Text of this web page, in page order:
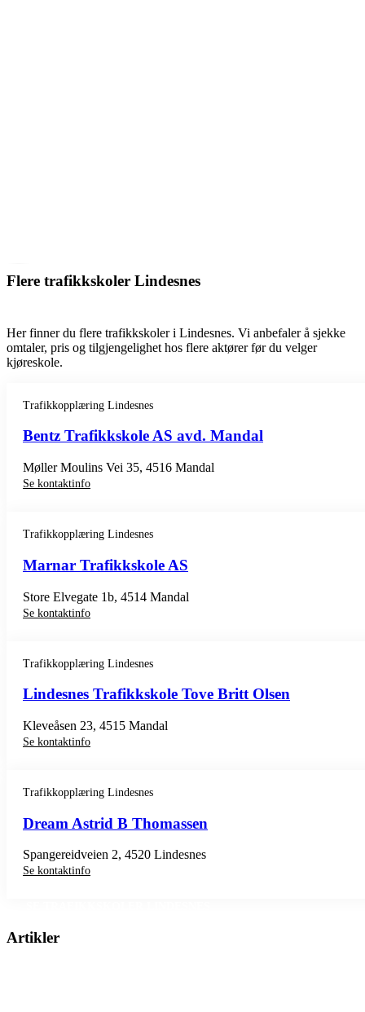
Flere trafikkskoler Lindesnes
Her finner du flere trafikkskoler i Lindesnes. Vi anbefaler å sjekke
omtaler, pris og tilgjengelighet hos flere aktører før du velger
kjøreskole.
Trafikkopplæring Lindesnes
Bentz Trafikkskole AS avd. Mandal
Møller Moulins Vei 35, 4516 Mandal
Se kontaktinfo
Trafikkopplæring Lindesnes
Marnar Trafikkskole AS
Store Elvegate 1b, 4514 Mandal
Se kontaktinfo
Trafikkopplæring Lindesnes
Lindesnes Trafikkskole Tove Britt Olsen
Kleveåsen 23, 4515 Mandal
Se kontaktinfo
Trafikkopplæring Lindesnes
Dream Astrid B Thomassen
Spangereidveien 2, 4520 Lindesnes
Se kontaktinfo
Artikler